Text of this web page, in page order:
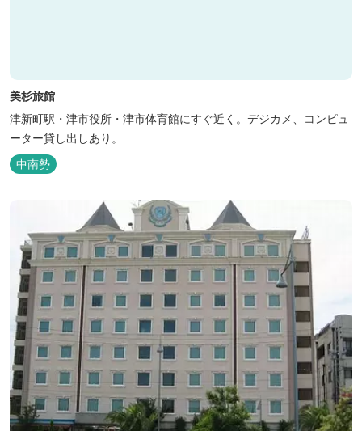
美杉旅館
津新町駅・津市役所・津市体育館にすぐ近く。デジカメ、コンピュ
ーター貸し出しあり。
中南勢